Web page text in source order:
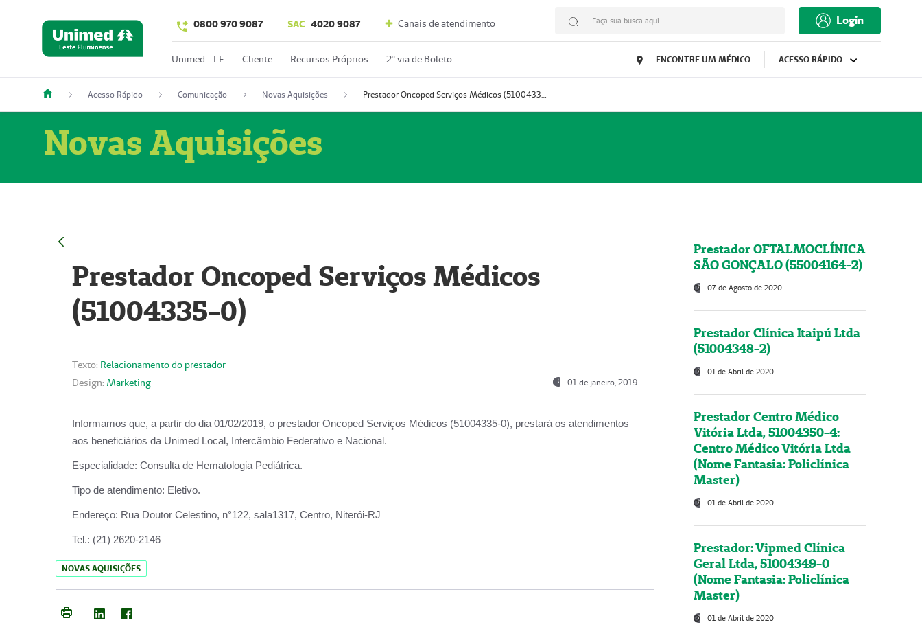
0800 970 9087 SAC 4020 9087 Canais de atendimento Faça sua busca aqui Login
Unimed - LF Cliente Recursos Próprios 2º via de Boleto ENCONTRE UM MÉDICO ACESSO RÁPIDO
Acesso Rápido Comunicação Novas Aquisições Prestador Oncoped Serviços Médicos (51004335-0)
Novas Aquisições
Prestador Oncoped Serviços Médicos
(51004335-0)
Texto: Relacionamento do prestador
Design: Marketing 01 de janeiro, 2019
Informamos que, a partir do dia 01/02/2019, o prestador Oncoped Serviços Médicos (51004335-0), prestará os atendimentos
aos beneficiários da Unimed Local, Intercâmbio Federativo e Nacional.
Especialidade: Consulta de Hematologia Pediátrica.
Tipo de atendimento: Eletivo.
Endereço: Rua Doutor Celestino, n°122, sala1317, Centro, Niterói-RJ
Tel.: (21) 2620-2146
NOVAS AQUISIÇÕES
Prestador OFTALMOCLÍNICA
SÃO GONÇALO (55004164-2)
07 de Agosto de 2020
Prestador Clínica Itaipú Ltda
(51004348-2)
01 de Abril de 2020
Prestador Centro Médico
Vitória Ltda, 51004350-4:
Centro Médico Vitória Ltda
(Nome Fantasia: Policlínica
Master)
01 de Abril de 2020
Prestador: Vipmed Clínica
Geral Ltda, 51004349-0
(Nome Fantasia: Policlínica
Master)
01 de Abril de 2020